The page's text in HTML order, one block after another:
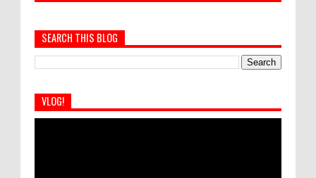
SEARCH THIS BLOG
VLOG!